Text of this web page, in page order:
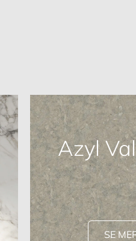
Azyl
SE